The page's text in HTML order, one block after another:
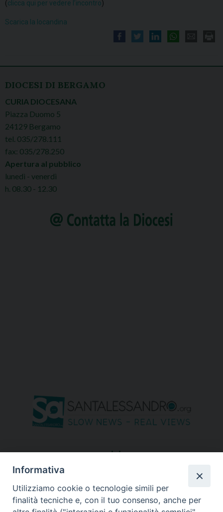
(clicca qui per vedere l’incontro)
Scarica la locandina
DIOCESI DI BERGAMO
CURIA DIOCESANA
Piazza Duomo 5
24129 Bergamo
tel. 035/278.111
fax: 035/278.250
Apertura al pubblico
lunedì - venerdì
h. 08.30 - 12.30
seguici su
Informativa
Utilizziamo cookie o tecnologie simili per
finalità tecniche e, con il tuo consenso, anche per